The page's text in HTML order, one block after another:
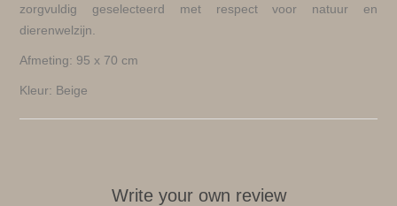
zorgvuldig geselecteerd met respect voor natuur en
dierenwelzijn.
Afmeting: 95 x 70 cm
Kleur: Beige
Write your own review